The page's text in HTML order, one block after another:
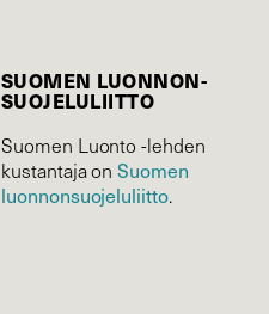
SUOMEN LUONNON­
SUOJELU­LIITTO
Suomen Luonto -lehden
kustantaja onSuomen
luonnonsuojelu­liitto.